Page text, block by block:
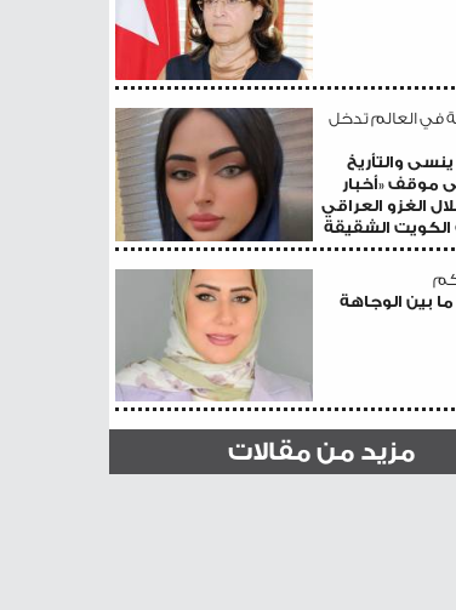
في العالم تدخل
ينسى والتأريخ
موقف «أخبار
الغزو العراقي
الكويت الشقيقة
بين الوجاهة
مزيد من مقالات